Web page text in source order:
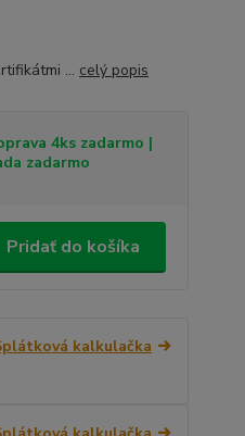
... celý popis
4ks zadarmo |
zadarmo
Pridať do košíka
kalkulačka